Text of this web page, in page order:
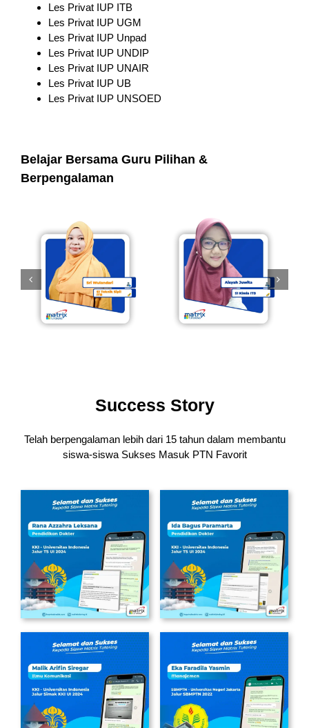
Les Privat IUP ITB
Les Privat IUP UGM
Les Privat IUP Unpad
Les Privat IUP UNDIP
Les Privat IUP UNAIR
Les Privat IUP UB
Les Privat IUP UNSOED
Belajar Bersama Guru Pilihan &
Berpengalaman
Success Story
Telah berpengalaman lebih dari 15 tahun dalam membantu
siswa-siswa Sukses Masuk PTN Favorit